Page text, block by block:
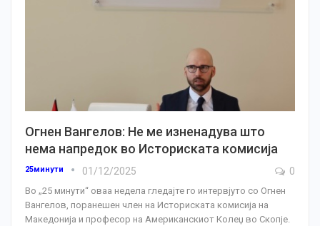
Огнен Вангелов: Не ме изненадува што
нема напредок во Историската комисија
25минути 01/12/2025 0
Во „25 минути“ оваа недела гледајте го интервјуто со Огнен
Вангелов, поранешен член на Историската комисија на
Македонија и професор на Американскиот Колеџ во Скопје.